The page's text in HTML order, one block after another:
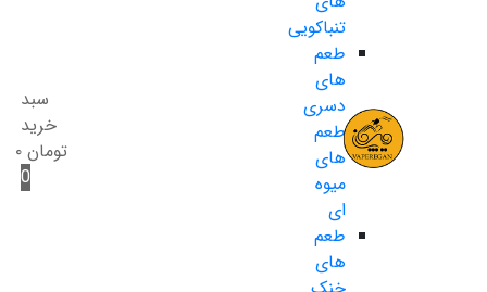
تنباکویی
طعم
های
دسری
طعم
های
میوه
ای
طعم
های
سبد
خرید
تومان ۰
0